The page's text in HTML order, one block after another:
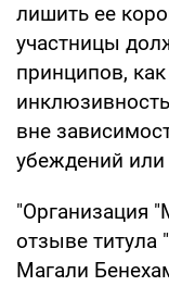
лишить ее
участницы
принципов,
вне
убеждений
"Организация
отзыве титула
Магали